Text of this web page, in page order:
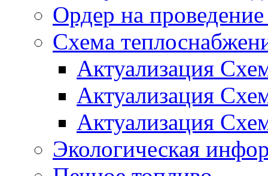
Ордер на
Схема
Актуализация
Актуализация
Актуализация
Экологическая